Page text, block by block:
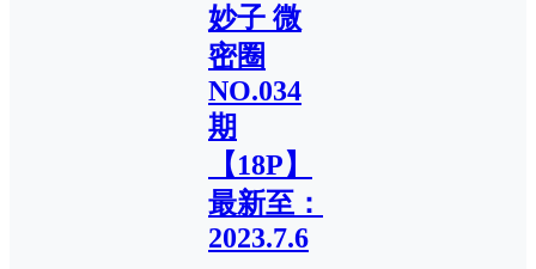
妙子 微
密圈
NO.034
期
【18P】
最新至：
2023.7.6